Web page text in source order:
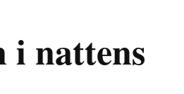
i nattens